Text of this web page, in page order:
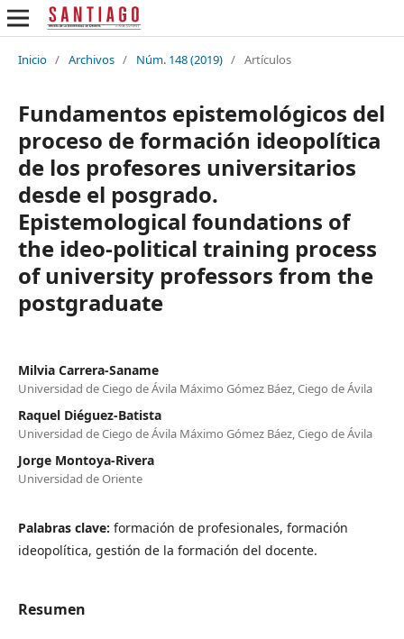
Inicio / Archivos / Núm. 148 (2019) / Artículos
Fundamentos epistemológicos del
proceso de formación ideopolítica
de los profesores universitarios
desde el posgrado.
Epistemological foundations of
the ideo-political training process
of university professors from the
postgraduate
Milvia Carrera-Saname
Universidad de Ciego de Ávila Máximo Gómez Báez, Ciego de Ávila
Raquel Diéguez-Batista
Universidad de Ciego de Ávila Máximo Gómez Báez, Ciego de Ávila
Jorge Montoya-Rivera
Universidad de Oriente
Palabras clave: formación de profesionales, formación
ideopolítica, gestión de la formación del docente.
Resumen